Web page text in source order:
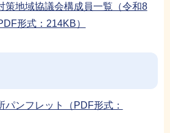
策地域協議会構成員一覧（令和8
形式：214KB）
パンフレット（PDF形式：